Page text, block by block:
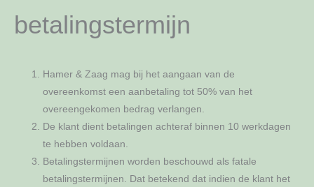
betalingstermijn
Hamer & Zaag mag bij het aangaan van de
overeenkomst een aanbetaling tot 50% van het
overeengekomen bedrag verlangen.
De klant dient betalingen achteraf binnen 10 werkdagen
te hebben voldaan.
Betalingstermijnen worden beschouwd als fatale
betalingstermijnen. Dat betekend dat indien de klant het